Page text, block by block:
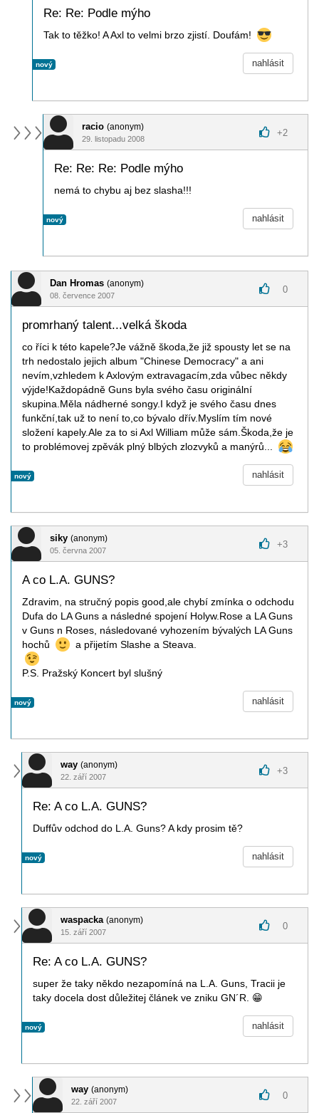
Re: Re: Podle mýho
Tak to těžko! A Axl to velmi brzo zjistí. Doufám!
nový nahlásit
racio (anonym)
29. listopadu 2008
+2
Re: Re: Re: Podle mýho
nemá to chybu aj bez slasha!!!
nový nahlásit
Dan Hromas (anonym)
08. července 2007
0
promrhaný talent...velká škoda
co říci k této kapele?Je vážně škoda,že již spousty let se na
trh nedostalo jejich album "Chinese Democracy" a ani
nevím,vzhledem k Axlovým extravagacím,zda vůbec někdy
výjde!Každopádně Guns byla svého času originální
skupina.Měla nádherné songy.I když je svého času dnes
funkční,tak už to není to,co bývalo dřív.Myslím tím nové
složení kapely.Ale za to si Axl William může sám.Škoda,že je
to problémovej zpěvák plný blbých zlozvyků a manýrů...
nový nahlásit
siky (anonym)
05. června 2007
+3
A co L.A. GUNS?
Zdravim, na stručný popis good,ale chybí zmínka o odchodu
Dufa do LA Guns a následné spojení Holyw.Rose a LA Guns
v Guns n Roses, následované vyhozením bývalých LA Guns
hochů
a přijetím Slashe a Steava.
P.S. Pražský Koncert byl slušný
nový nahlásit
way (anonym)
22. září 2007
+3
Re: A co L.A. GUNS?
Duffův odchod do L.A. Guns? A kdy prosim tě?
nový nahlásit
waspacka (anonym)
15. září 2007
0
Re: A co L.A. GUNS?
super že taky někdo nezapomíná na L.A. Guns, Tracii je
taky docela dost důležitej článek ve zniku GN´R. 😁
nový nahlásit
way (anonym)
22. září 2007
0